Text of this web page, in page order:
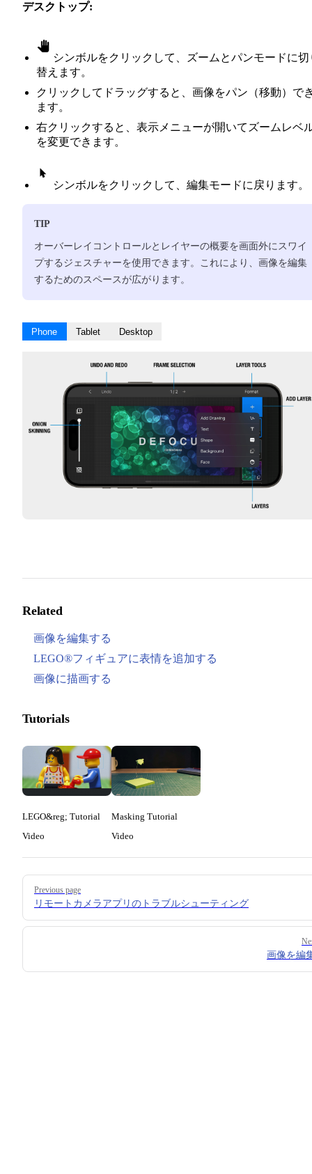
デスクトップ:
シンボルをクリックして、ズームとパンモードに切
替えます。
クリックしてドラッグすると、画像をパン（移動）で
ます。
右クリックすると、表示メニューが開いてズームレベ
を変更できます。
シンボルをクリックして、編集モードに戻ります。
TIP
オーバーレイコントロールとレイヤーの概要を画面外にスワイ
プするジェスチャーを使用できます。これにより、画像を編集
するためのスペースが広がります。
Phone Tablet Desktop
Related
画像を編集する
LEGO®フィギュアに表情を追加する
画像に描画する
Tutorials
LEGO&reg; Tutorial
Video
Masking Tutorial
Video
Pager
Previous page
リモートカメラアプリのトラブルシューティング
画像を編